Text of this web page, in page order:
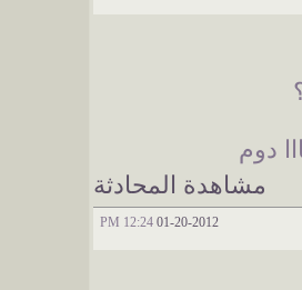
دوم
مشاهدة المحادثة
01-20-2012
12:24 PM